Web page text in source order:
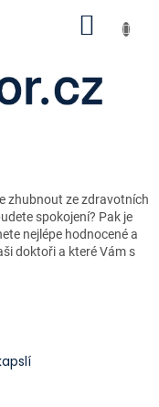
zhubnout ze zdravotních
spokojení? Pak je
nejlépe hodnocené a
doktoři a které Vám s